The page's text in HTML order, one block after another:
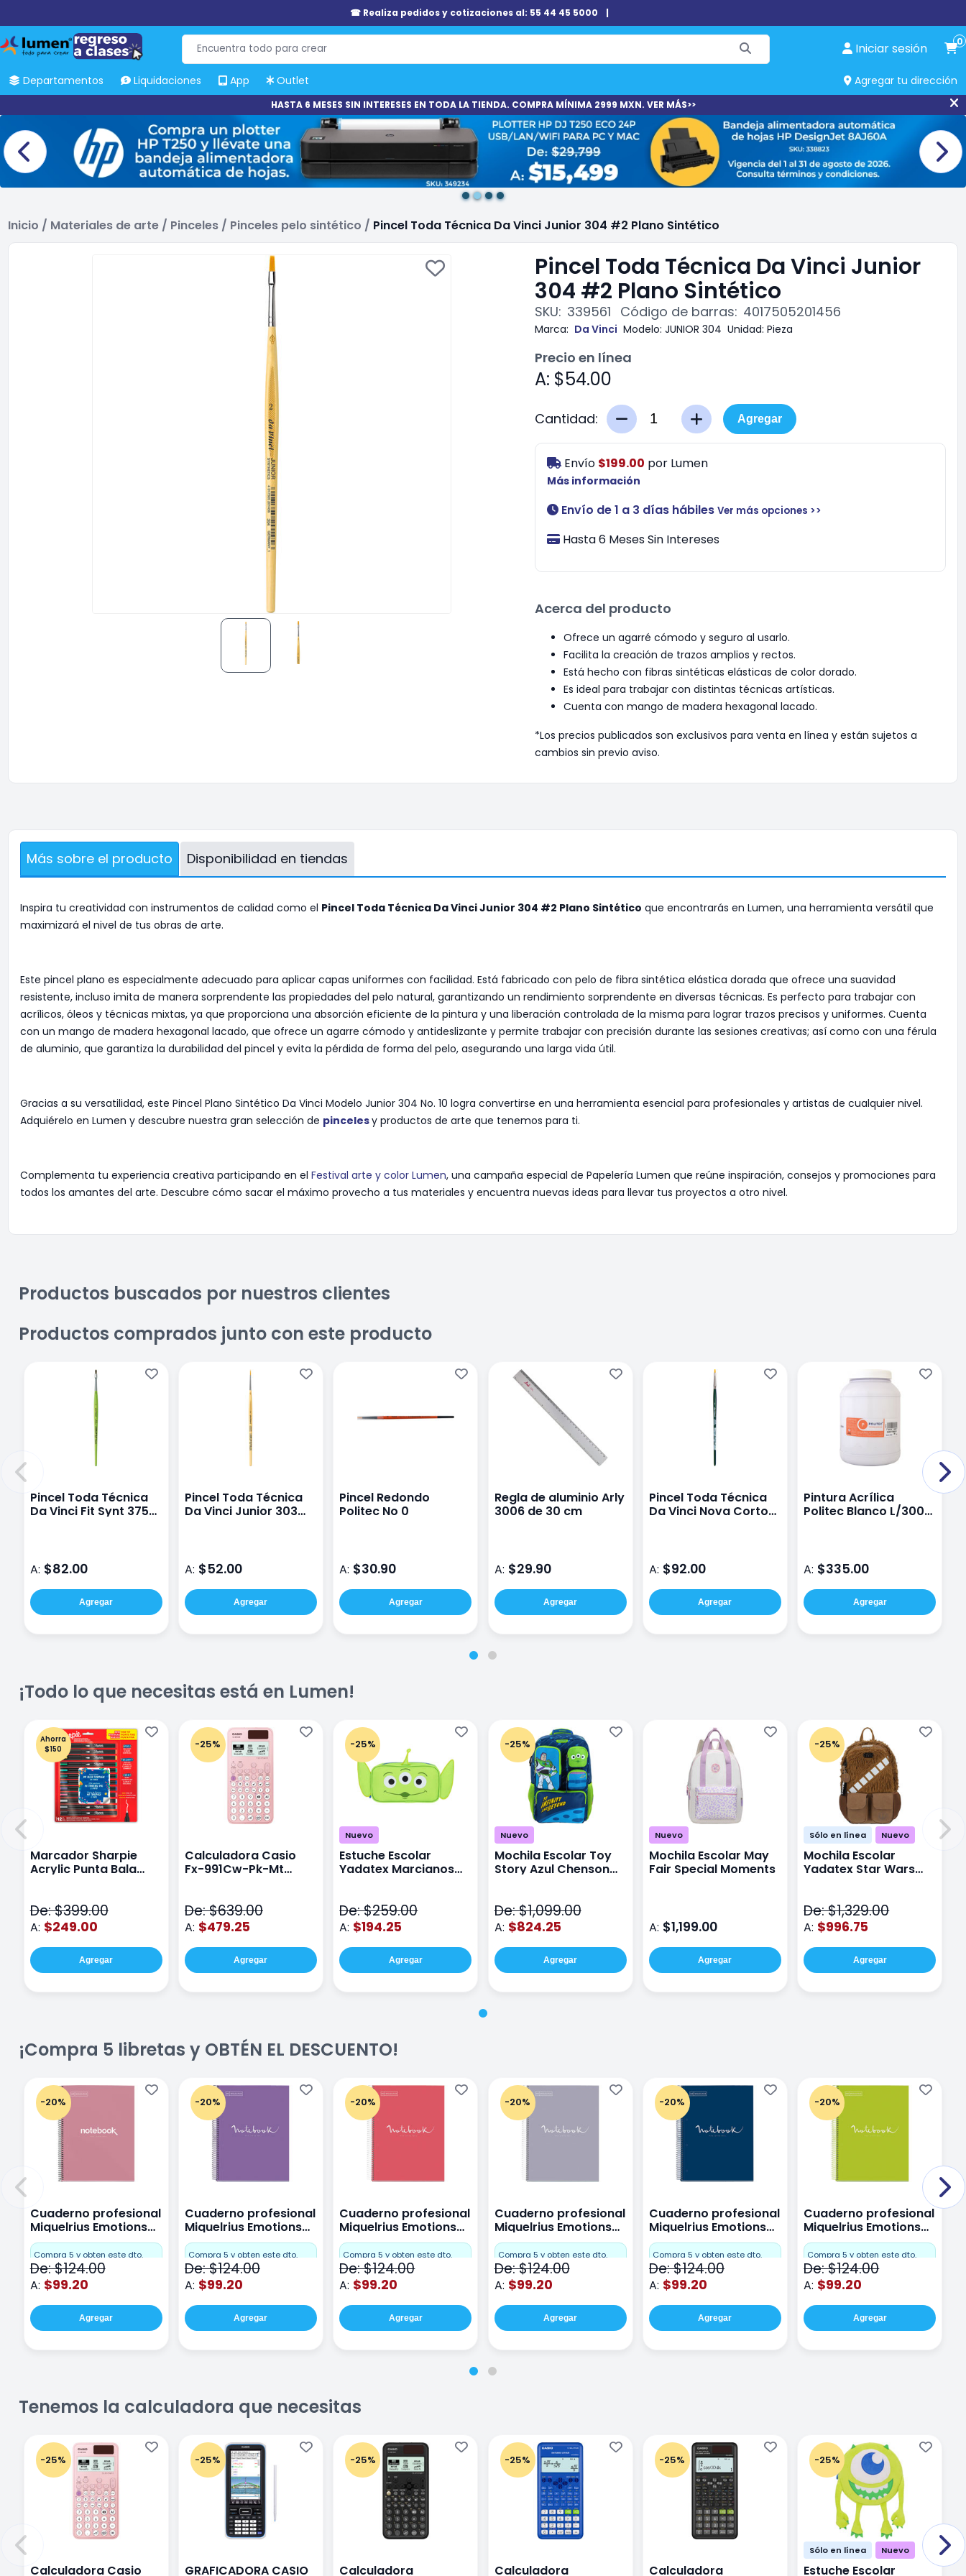
☎ Realiza pedidos y cotizaciones al: 55 44 45 5000 |
Iniciar sesión 0
Departamentos Liquidaciones App Outlet Agregar tu dirección
HASTA 6 MESES SIN INTERESES EN TODA LA TIENDA. COMPRA MÍNIMA 2999 MXN. VER MÁS>>
Inicio / Materiales de arte / Pinceles / Pinceles pelo sintético / Pincel Toda Técnica Da Vinci Junior 304 #2 Plano Sintético
Pincel Toda Técnica Da Vinci Junior
304 #2 Plano Sintético
SKU: 339561 Código de barras: 4017505201456
Marca: Da Vinci Modelo: JUNIOR 304 Unidad: Pieza
Precio en línea
A: $54.00
Cantidad: Agregar
Envío $199.00 por Lumen
Más información
Envío de 1 a 3 días hábiles Ver más opciones >>
Hasta 6 Meses Sin Intereses
Acerca del producto
Ofrece un agarré cómodo y seguro al usarlo.
Facilita la creación de trazos amplios y rectos.
Está hecho con fibras sintéticas elásticas de color dorado.
Es ideal para trabajar con distintas técnicas artísticas.
Cuenta con mango de madera hexagonal lacado.
*Los precios publicados son exclusivos para venta en línea y están sujetos a
cambios sin previo aviso.
Más sobre el producto Disponibilidad en tiendas
Inspira tu creatividad con instrumentos de calidad como el Pincel Toda Técnica Da Vinci Junior 304 #2 Plano Sintético que encontrarás en Lumen, una herramienta versátil que
maximizará el nivel de tus obras de arte.
Este pincel plano es especialmente adecuado para aplicar capas uniformes con facilidad. Está fabricado con pelo de fibra sintética elástica dorada que ofrece una suavidad
resistente, incluso imita de manera sorprendente las propiedades del pelo natural, garantizando un rendimiento sorprendente en diversas técnicas. Es perfecto para trabajar con
acrílicos, óleos y técnicas mixtas, ya que proporciona una absorción eficiente de la pintura y una liberación controlada de la misma para lograr trazos precisos y uniformes. Cuenta
con un mango de madera hexagonal lacado, que ofrece un agarre cómodo y antideslizante y permite trabajar con precisión durante las sesiones creativas; así como con una férula
de aluminio, que garantiza la durabilidad del pincel y evita la pérdida de forma del pelo, asegurando una larga vida útil.
Gracias a su versatilidad, este Pincel Plano Sintético Da Vinci Modelo Junior 304 No. 10 logra convertirse en una herramienta esencial para profesionales y artistas de cualquier nivel.
Adquiérelo en Lumen y descubre nuestra gran selección de pincelesy productos de arte que tenemos para ti.
Complementa tu experiencia creativa participando en el Festival arte y color Lumen, una campaña especial de Papelería Lumen que reúne inspiración, consejos y promociones para
todos los amantes del arte. Descubre cómo sacar el máximo provecho a tus materiales y encuentra nuevas ideas para llevar tus proyectos a otro nivel.
Productos buscados por nuestros clientes
Productos comprados junto con este producto
Pincel Toda Técnica
Da Vinci Fit Synt 375
A: $82.00
Agregar
Pincel Toda Técnica
Da Vinci Junior 303
A: $52.00
Agregar
Pincel Redondo
Politec No 0
A: $30.90
Agregar
Regla de aluminio Arly
3006 de 30 cm
A: $29.90
Agregar
Pincel Toda Técnica
Da Vinci Nova Corto
A: $92.00
Agregar
Pintura Acrílica
Politec Blanco L/300
A: $335.00
Agregar
¡Todo lo que necesitas está en Lumen!
Ahorra
$150
Marcador Sharpie
Acrylic Punta Bala
De: $399.00
A: $249.00
Agregar
-25%
Calculadora Casio
Fx-991Cw-Pk-Mt
De: $639.00
A: $479.25
Agregar
-25%
Nuevo
Estuche Escolar
Yadatex Marcianos
De: $259.00
A: $194.25
Agregar
-25%
Nuevo
Mochila Escolar Toy
Story Azul Chenson
De: $1,099.00
A: $824.25
Agregar
Nuevo
Mochila Escolar May
Fair Special Moments
A: $1,199.00
Agregar
-25%
Sólo en línea Nuevo
Mochila Escolar
Yadatex Star Wars
De: $1,329.00
A: $996.75
Agregar
¡Compra 5 libretas y OBTÉN EL DESCUENTO!
-20%
Cuaderno profesional
Miquelrius Emotions
Cuadro Chico 80
hojas Rosa
Compra 5 y obten este dto.
De: $124.00
A: $99.20
Agregar
-20%
Cuaderno profesional
Miquelrius Emotions
raya 80 hojas Purpura
Compra 5 y obten este dto.
De: $124.00
A: $99.20
Agregar
-20%
Cuaderno profesional
Miquelrius Emotions
raya 80 hojas Coral
Compra 5 y obten este dto.
De: $124.00
A: $99.20
Agregar
-20%
Cuaderno profesional
Miquelrius Emotions
raya 80 hojas Gris
Compra 5 y obten este dto.
De: $124.00
A: $99.20
Agregar
-20%
Cuaderno profesional
Miquelrius Emotions
Dots 80 hojas
Compra 5 y obten este dto.
De: $124.00
A: $99.20
Agregar
-20%
Cuaderno profesional
Miquelrius Emotions
Dots 80 hojas Lima
Compra 5 y obten este dto.
De: $124.00
A: $99.20
Agregar
Tenemos la calculadora que necesitas
-25%
Calculadora Casio
-25%
GRAFICADORA CASIO
-25%
Calculadora
-25%
Calculadora
-25%
Calculadora
-25%
Sólo en línea Nuevo
Estuche Escolar